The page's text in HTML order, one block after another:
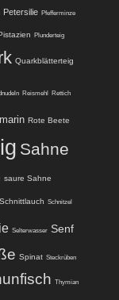
Petersilie Pfefferminze
Plunderteig
Quarkblätterteig
Reismehl Rettich
Rote Beete
Sahne
saure Sahne
Schnittlauch Schnitzel
Selterwasser Senf
Spinat Steckrüben
Thymian